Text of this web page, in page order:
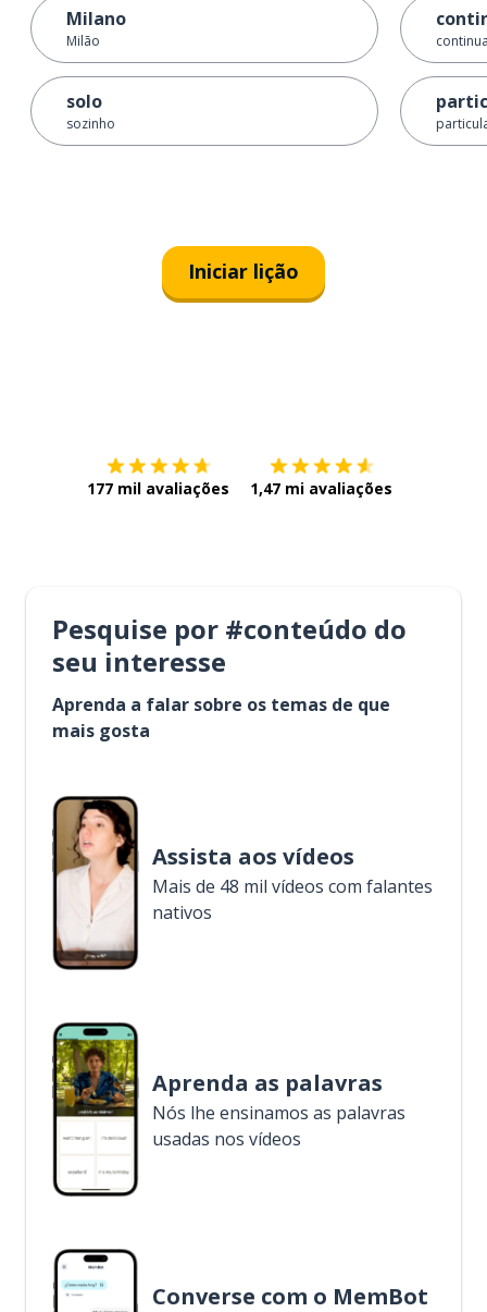
Milano
Milão
solo
sozinho
Iniciar lição
177 mil avaliações 1,47 mi avaliações
Pesquise por #conteúdo do
seu interesse
Aprenda a falar sobre os temas de que
mais gosta
Assista aos vídeos
Mais de 48 mil vídeos com falantes
nativos
Aprenda as palavras
Nós lhe ensinamos as palavras
usadas nos vídeos
Converse com o MemBot